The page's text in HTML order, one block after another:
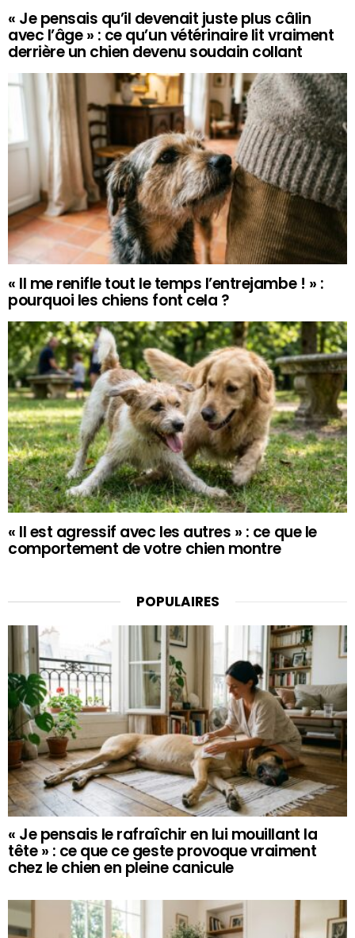
« Je pensais qu’il devenait juste plus câlin
avec l’âge » : ce qu’un vétérinaire lit vraiment
derrière un chien devenu soudain collant
« Il me renifle tout le temps l’entrejambe ! » :
pourquoi les chiens font cela ?
« Il est agressif avec les autres » : ce que le
comportement de votre chien montre
POPULAIRES
« Je pensais le rafraîchir en lui mouillant la
tête » : ce que ce geste provoque vraiment
chez le chien en pleine canicule